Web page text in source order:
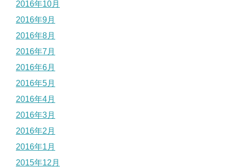
2016年10月
2016年9月
2016年8月
2016年7月
2016年6月
2016年5月
2016年4月
2016年3月
2016年2月
2016年1月
2015年12月